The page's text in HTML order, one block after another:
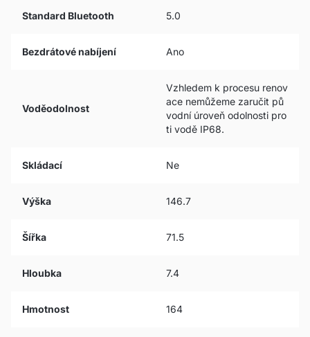
Standard Bluetooth 5.0
Bezdrátové nabíjení Ano
Voděodolnost
Vzhledem k procesu renov
ace nemůžeme zaručit pů
vodní úroveň odolnosti pro
ti vodě IP68.
Skládací Ne
Výška 146.7
Šířka 71.5
Hloubka 7.4
Hmotnost 164